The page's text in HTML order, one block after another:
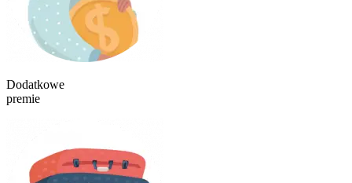
Dodatkowe
premie